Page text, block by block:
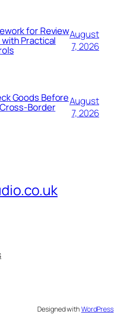
for Review
Practical
August
7, 2026
Goods Before
Border
August
7, 2026
Designed withWordPress